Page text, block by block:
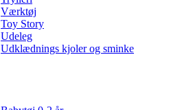
Værktøj
Toy Story
Udeleg
Udklædnings kjoler og sminke